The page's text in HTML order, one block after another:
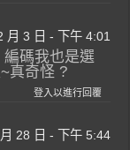
月 3 日 - 下午 4:01
碼我也是選
真奇怪 ?
登入以進行回覆
28 日 - 下午 5:44